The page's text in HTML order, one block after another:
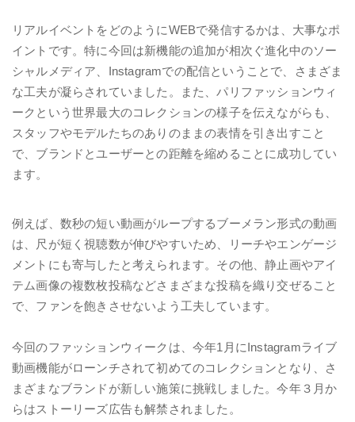
リアルイベントをどのようにWEBで発信するかは、大事なポ
イントです。特に今回は新機能の追加が相次ぐ進化中のソー
シャルメディア、Instagramでの配信ということで、さまざま
な工夫が凝らされていました。また、パリファッションウィ
ークという世界最大のコレクションの様子を伝えながらも、
スタッフやモデルたちのありのままの表情を引き出すこと
で、ブランドとユーザーとの距離を縮めることに成功してい
ます。
例えば、数秒の短い動画がループするブーメラン形式の動画
は、尺が短く視聴数が伸びやすいため、リーチやエンゲージ
メントにも寄与したと考えられます。その他、静止画やアイ
テム画像の複数枚投稿などさまざまな投稿を織り交ぜること
で、ファンを飽きさせないよう工夫しています。
今回のファッションウィークは、今年1月にInstagramライブ
動画機能がローンチされて初めてのコレクションとなり、さ
まざまなブランドが新しい施策に挑戦しました。今年３月か
らはストーリーズ広告も解禁されました。